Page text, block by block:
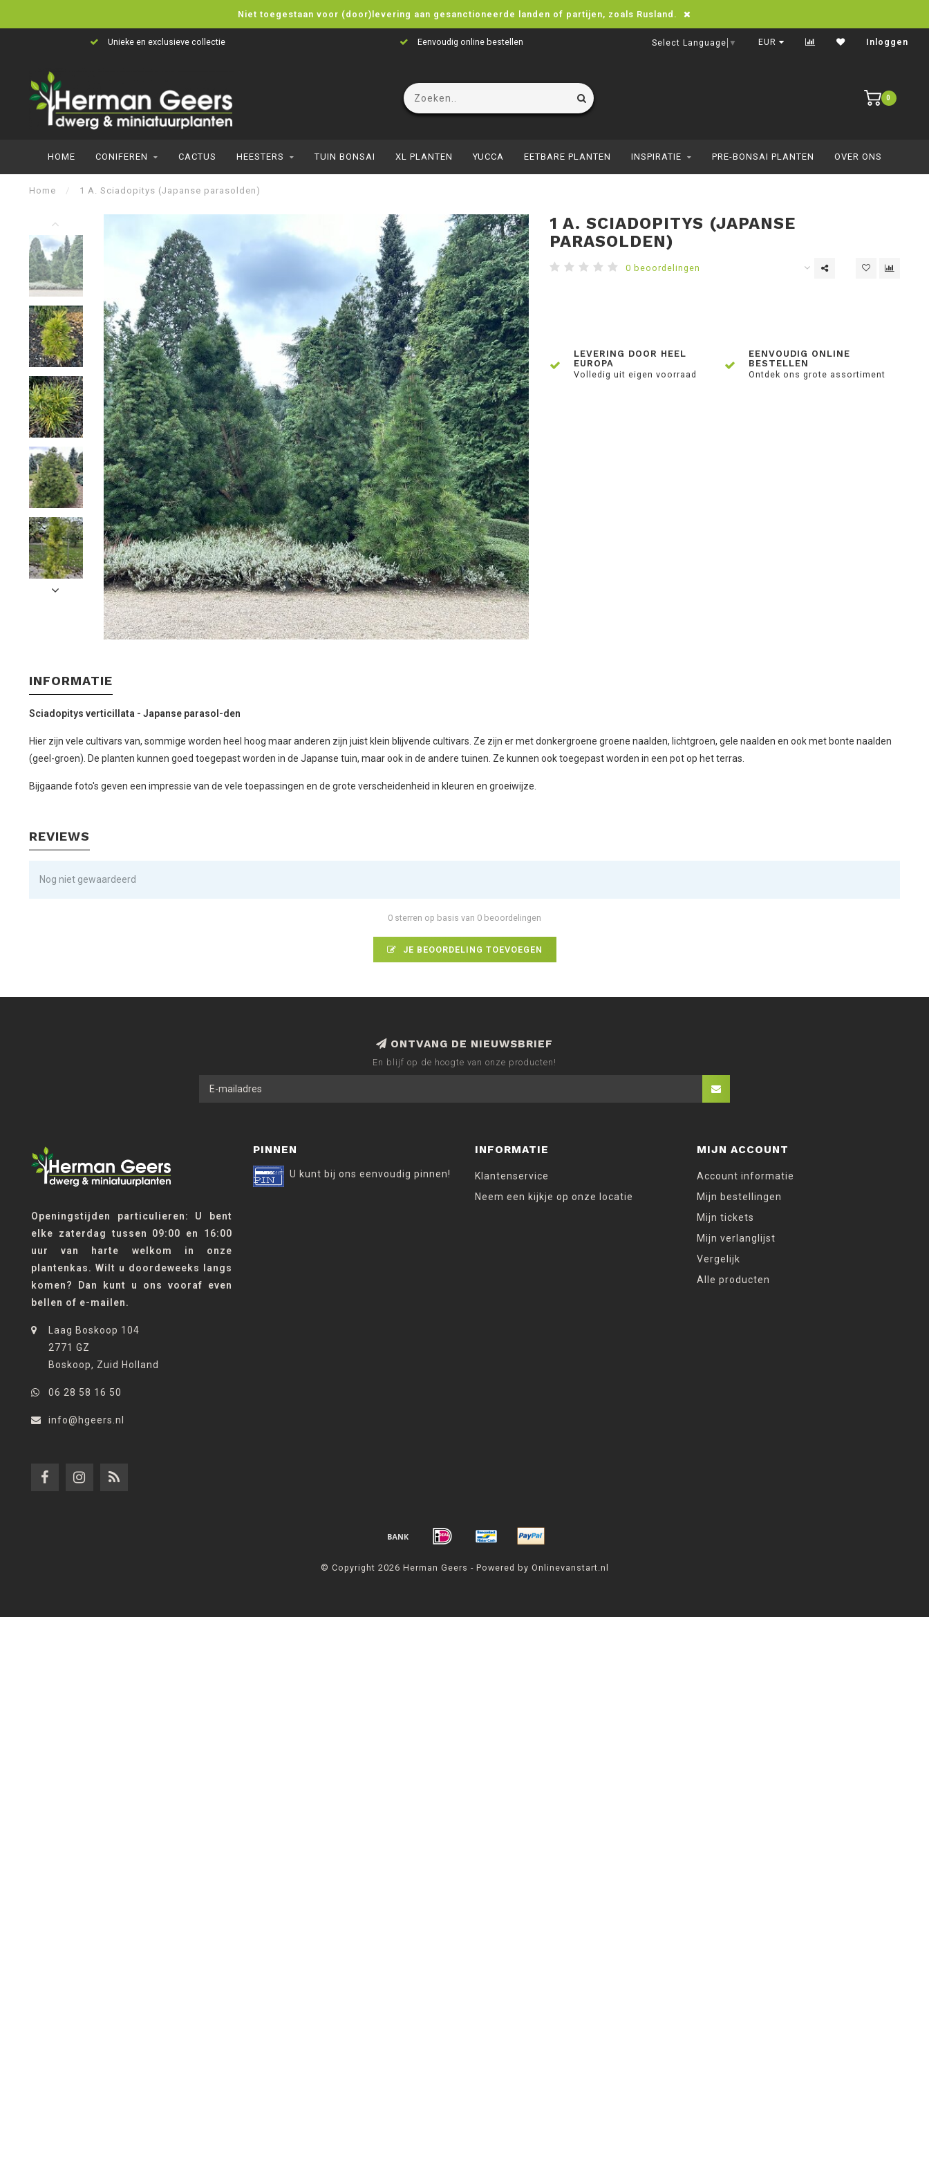
Niet toegestaan voor (door)levering aan gesanctioneerde landen of partijen, zoals Rusland.
Unieke en exclusieve collectie Eenvoudig online bestellen Snelle levering in heel Europa
Select Language ▼ EUR Inloggen
0
HOME CONIFEREN CACTUS HEESTERS TUIN BONSAI XL PLANTEN YUCCA EETBARE PLANTEN INSPIRATIE PRE-BONSAI PLANTEN OVER ONS
Home / 1 A. Sciadopitys (Japanse parasolden)
1 A. SCIADOPITYS (JAPANSE
PARASOLDEN)
0 beoordelingen
LEVERING DOOR HEEL
EUROPA
Volledig uit eigen voorraad
EENVOUDIG ONLINE
BESTELLEN
Ontdek ons grote assortiment
INFORMATIE
Sciadopitys verticillata - Japanse parasol-den
Hier zijn vele cultivars van, sommige worden heel hoog maar anderen zijn juist klein blijvende cultivars. Ze zijn er met donkergroene groene naalden, lichtgroen, gele naalden en ook met bonte naalden
(geel-groen). De planten kunnen goed toegepast worden in de Japanse tuin, maar ook in de andere tuinen. Ze kunnen ook toegepast worden in een pot op het terras.
Bijgaande foto's geven een impressie van de vele toepassingen en de grote verscheidenheid in kleuren en groeiwijze.
REVIEWS
Nog niet gewaardeerd
0 sterren op basis van 0 beoordelingen
JE BEOORDELING TOEVOEGEN
ONTVANG DE NIEUWSBRIEF
En blijf op de hoogte van onze producten!
Openingstijden particulieren: U bent
elke zaterdag tussen 09:00 en 16:00
uur van harte welkom in onze
plantenkas. Wilt u doordeweeks langs
komen? Dan kunt u ons vooraf even
bellen of e-mailen.
Laag Boskoop 104
2771 GZ
Boskoop, Zuid Holland
06 28 58 16 50
info@hgeers.nl
PINNEN
U kunt bij ons eenvoudig pinnen!
INFORMATIE
Klantenservice
Neem een kijkje op onze locatie
MIJN ACCOUNT
Account informatie
Mijn bestellingen
Mijn tickets
Mijn verlanglijst
Vergelijk
Alle producten
© Copyright 2026 Herman Geers - Powered by Onlinevanstart.nl